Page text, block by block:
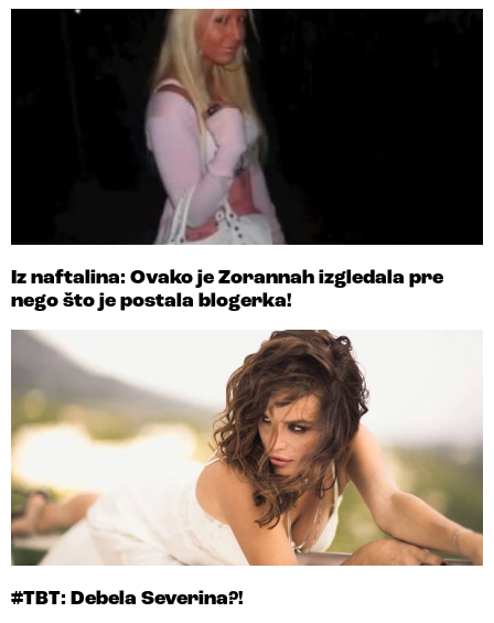
Iz naftalina: Ovako je Zorannah izgledala pre
nego što je postala blogerka!
#TBT: Debela Severina?!